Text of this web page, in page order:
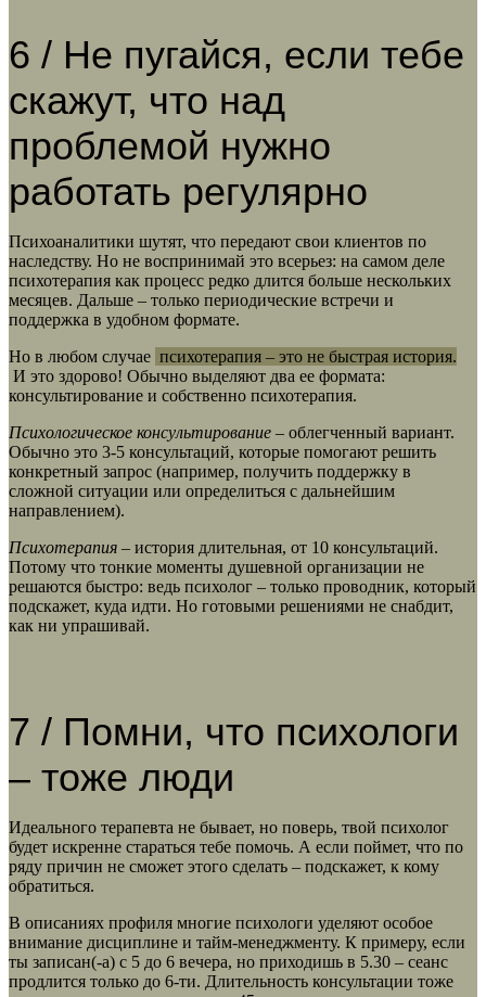
6 / Не пугайся, если тебе
скажут, что над
проблемой нужно
работать регулярно
Психоаналитики шутят, что передают свои клиентов по
наследству. Но не воспринимай это всерьез: на самом деле
психотерапия как процесс редко длится больше нескольких
месяцев. Дальше – только периодические встречи и
поддержка в удобном формате.
Но в любом случае психотерапия – это не быстрая история.
И это здорово! Обычно выделяют два ее формата:
консультирование и собственно психотерапия.
Психологическое консультирование – облегченный вариант.
Обычно это 3-5 консультаций, которые помогают решить
конкретный запрос (например, получить поддержку в
сложной ситуации или определиться с дальнейшим
направлением).
Психотерапия – история длительная, от 10 консультаций.
Потому что тонкие моменты душевной организации не
решаются быстро: ведь психолог – только проводник, который
подскажет, куда идти. Но готовыми решениями не снабдит,
как ни упрашивай.
7 / Помни, что психологи
– тоже люди
Идеального терапевта не бывает, но поверь, твой психолог
будет искренне стараться тебе помочь. А если поймет, что по
ряду причин не сможет этого сделать – подскажет, к кому
обратиться.
В описаниях профиля многие психологи уделяют особое
внимание дисциплине и тайм-менеджменту. К примеру, если
ты записан(-а) с 5 до 6 вечера, но приходишь в 5.30 – сеанс
продлится только до 6-ти. Длительность консультации тоже